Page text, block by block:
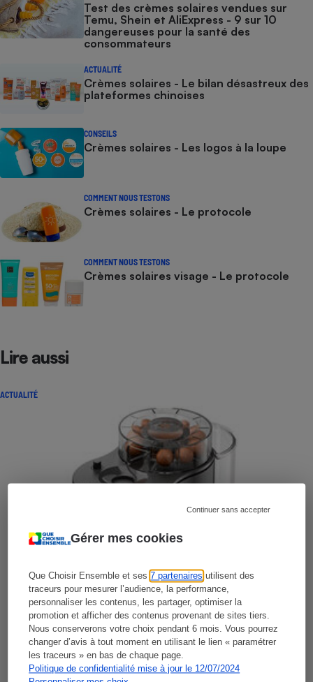
Gérer mes cookies
Que Choisir Ensemble et ses7 partenaires utilisent des
traceurs pour mesurer l’audience, la performance,
personnaliser les contenus, les partager, optimiser la
promotion et afficher des contenus provenant de sites tiers.
Nous conserverons votre choix pendant 6 mois. Vous pourrez
changer d’avis à tout moment en utilisant le lien « paramétrer
les traceurs » en bas de chaque page.
Politique de confidentialité mise à jour le 12/07/2024
Continuer sans accepter
Test des crèmes solaires vendues sur
Temu, Shein et AliExpress - 9 sur 10
dangereuses pour la santé des
consommateurs
ACTUALITÉ
Crèmes solaires - Le bilan désastreux des
plateformes chinoises
CONSEILS
Crèmes solaires - Les logos à la loupe
COMMENT NOUS TESTONS
Crèmes solaires - Le protocole
COMMENT NOUS TESTONS
Crèmes solaires visage - Le protocole
Lire aussi
ACTUALITÉ